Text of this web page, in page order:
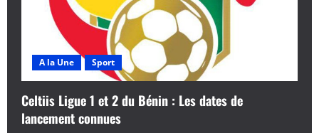
A la Une Sport
Celtiis Ligue 1 et 2 du Bénin : Les dates de
lancement connues